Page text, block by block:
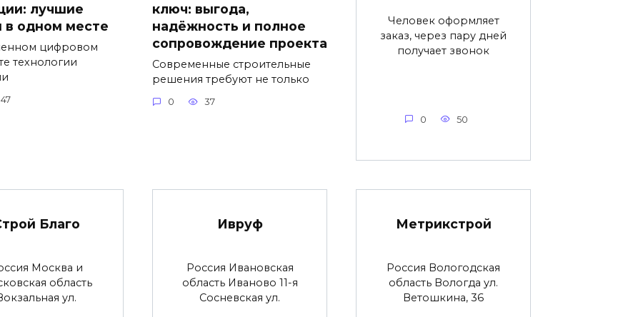
лучшие
в одном месте
цифровом
технологии
47
ключ: выгода,
надёжность и полное
сопровождение проекта
Современные строительные
решения требуют не только
0 37
Человек оформляет
заказ, через пару дней
получает звонок
0 50
Благо
Москва и
область
ул.
Ивруф
Россия Ивановская
область Иваново 11-я
Сосневская ул.
Метрикстрой
Россия Вологодская
область Вологда ул.
Ветошкина, 36